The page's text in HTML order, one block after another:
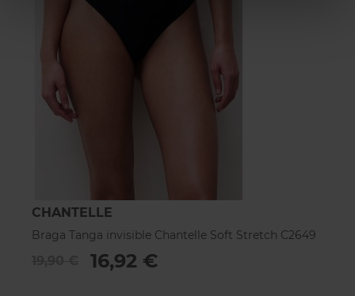
CHANTELLE
Braga Tanga invisible Chantelle Soft Stretch C2649
16,92 €